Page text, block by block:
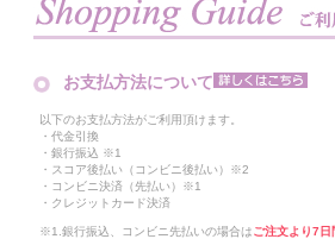
お支払方法について
以下のお支払方法がご利用頂けます。
・代金引換
・銀行振込 ※1
・スコア後払い（コンビニ後払い）※2
・コンビニ決済（先払い）※1
・クレジットカード決済
※1.銀行振込、コンビニ先払いの場合はご注文より7日